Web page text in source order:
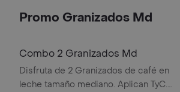
Promo Granizados Md
Combo 2 Granizados Md
Disfruta de 2 Granizados de café en
leche tamaño mediano. Aplican TyC.